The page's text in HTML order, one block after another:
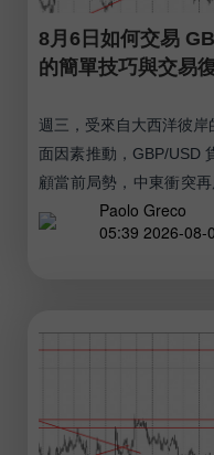
8月6日如何交易
的簡單技巧與交易
週三，受來自大西洋彼
面因素推動，GBP/USD
顧當前局勢，中東衝突
Trump 的說法是如此。
Paolo Greco
05:39 2026-08-